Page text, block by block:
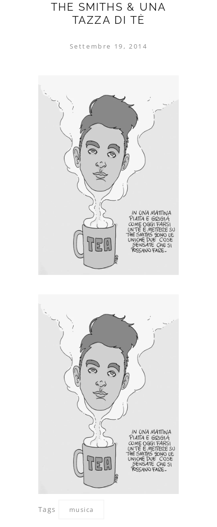
THE SMITHS & UNA
TAZZA DI TÈ
Settembre 19, 2014
Tags musica